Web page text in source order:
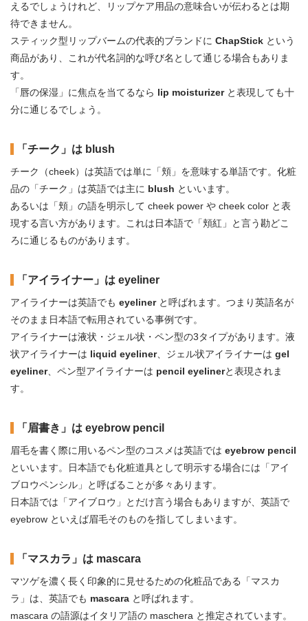
えるでしょうけれど、リップケア用品の意味合いが伝わるとは期
待できません。
スティック型リップバームの代表的ブランドに ChapStick という
商品があり、これが代名詞的な呼び名として通じる場合もありま
す。
「唇の保湿」に焦点を当てるなら lip moisturizerと表現しても十
分に通じるでしょう。
「チーク」は blush
チーク（cheek）は英語では単に「頬」を意味する単語です。化粧
品の「チーク」は英語では主に blush といいます。
あるいは「頬」の語を明示して cheek power や cheek color と表
現する言い方があります。これは日本語で「頬紅」と言う勘どこ
ろに通じるものがあります。
「アイライナー」は eyeliner
アイライナーは英語でも eyelinerと呼ばれます。つまり英語名が
そのまま日本語で転用されている事例です。
アイライナーは液状・ジェル状・ペン型の3タイプがあります。液
状アイライナーは liquid eyeliner、ジェル状アイライナーは gel
eyeliner、ペン型アイライナーは pencil eyelinerと表現されま
す。
「眉書き」は eyebrow pencil
眉毛を書く際に用いるペン型のコスメは英語では eyebrow pencil
といいます。日本語でも化粧道具として明示する場合には「アイ
ブロウペンシル」と呼ばることが多々あります。
日本語では「アイブロウ」とだけ言う場合もありますが、英語で
eyebrow といえば眉毛そのものを指してしまいます。
「マスカラ」は mascara
マツゲを濃く長く印象的に見せるための化粧品である「マスカ
ラ」は、英語でも mascara と呼ばれます。
mascara の語源はイタリア語の maschera と推定されています。